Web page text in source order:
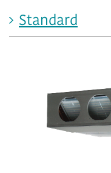
Standard